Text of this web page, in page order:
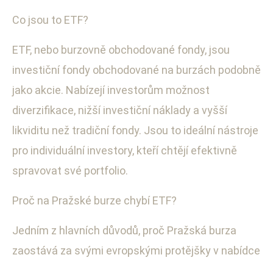
Co jsou to ETF?
ETF, nebo burzovně obchodované fondy, jsou
investiční fondy obchodované na burzách podobně
jako akcie. Nabízejí investorům možnost
diverzifikace, nižší investiční náklady a vyšší
likviditu než tradiční fondy. Jsou to ideální nástroje
pro individuální investory, kteří chtějí efektivně
spravovat své portfolio.
Proč na Pražské burze chybí ETF?
Jedním z hlavních důvodů, proč Pražská burza
zaostává za svými evropskými protějšky v nabídce